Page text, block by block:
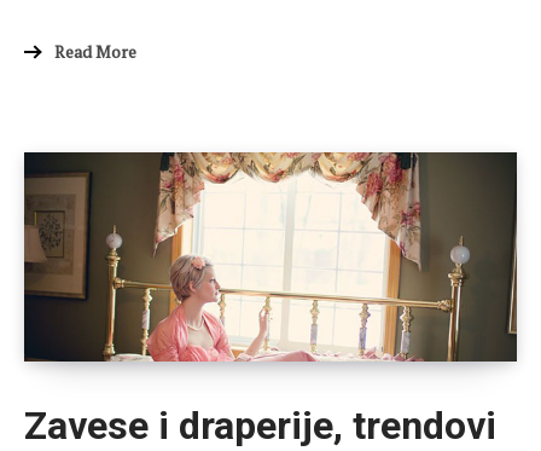
Read More
Zavese i draperije, trendovi